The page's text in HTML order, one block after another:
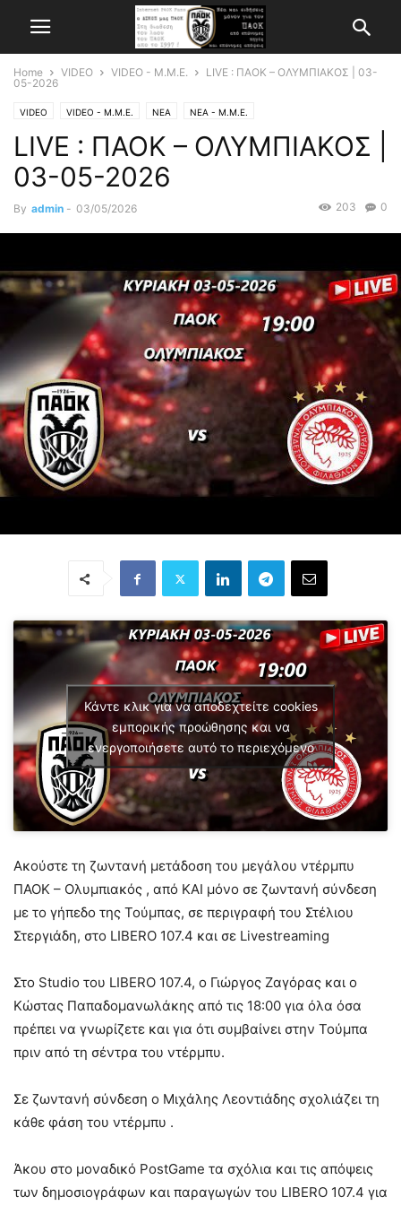
Home VIDEO VIDEO - Μ.Μ.Ε.
LIVE : ΠΑΟΚ – ΟΛΥΜΠΙΑΚΟΣ | 03-
05-2026
VIDEO VIDEO - Μ.Μ.Ε. ΝΕΑ ΝΕΑ - Μ.Μ.Ε.
LIVE : ΠΑΟΚ – ΟΛΥΜΠΙΑΚΟΣ |
03-05-2026
By admin - 03/05/2026 0
203
Κάντε κλικ για να αποδεχτείτε cookies
εμπορικής προώθησης και να
ενεργοποιήσετε αυτό το περιεχόμενο
Ακούστε τη ζωντανή μετάδοση του μεγάλου ντέρμπυ
ΠΑΟΚ – Ολυμπιακός , από ΚΑΙ μόνο σε ζωντανή σύνδεση
με το γήπεδο της Τούμπας, σε περιγραφή του Στέλιου
Στεργιάδη, στο LIBERO 107.4 και σε Livestreaming
Στο Studio του LIBERO 107.4, ο Γιώργος Ζαγόρας και ο
Κώστας Παπαδομανωλάκης από τις 18:00 για όλα όσα
πρέπει να γνωρίζετε και για ότι συμβαίνει στην Τούμπα
πριν από τη σέντρα του ντέρμπυ.
Σε ζωντανή σύνδεση ο Μιχάλης Λεοντιάδης σχολιάζει τη
κάθε φάση του ντέρμπυ .
Άκου στο μοναδικό PostGame τα σχόλια και τις απόψεις
των δημοσιογράφων και παραγωγών του LIBERO 107.4 για